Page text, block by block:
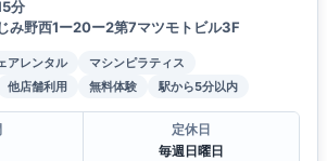
分
み野西1ー20ー2第7マツモトビル3F
アレンタル
マシンピラティス
他店舗利用 無料体験 駅から5分以内
定休日
毎週日曜日